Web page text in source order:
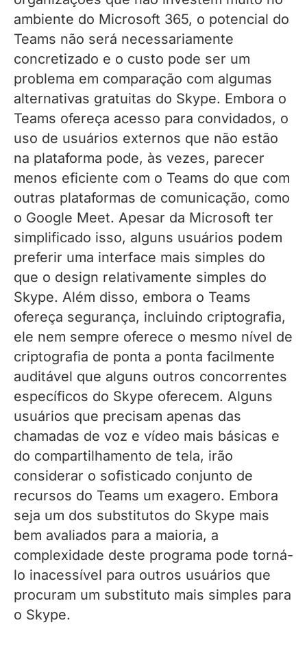
ambiente do Microsoft 365, o potencial do
Teams não será necessariamente
concretizado e o custo pode ser um
problema em comparação com algumas
alternativas gratuitas do Skype. Embora o
Teams ofereça acesso para convidados, o
uso de usuários externos que não estão
na plataforma pode, às vezes, parecer
menos eficiente com o Teams do que com
outras plataformas de comunicação, como
o Google Meet. Apesar da Microsoft ter
simplificado isso, alguns usuários podem
preferir uma interface mais simples do
que o design relativamente simples do
Skype. Além disso, embora o Teams
ofereça segurança, incluindo criptografia,
ele nem sempre oferece o mesmo nível de
criptografia de ponta a ponta facilmente
auditável que alguns outros concorrentes
específicos do Skype oferecem. Alguns
usuários que precisam apenas das
chamadas de voz e vídeo mais básicas e
do compartilhamento de tela, irão
considerar o sofisticado conjunto de
recursos do Teams um exagero. Embora
seja um dos substitutos do Skype mais
bem avaliados para a maioria, a
complexidade deste programa pode torná-
lo inacessível para outros usuários que
procuram um substituto mais simples para
o Skype.